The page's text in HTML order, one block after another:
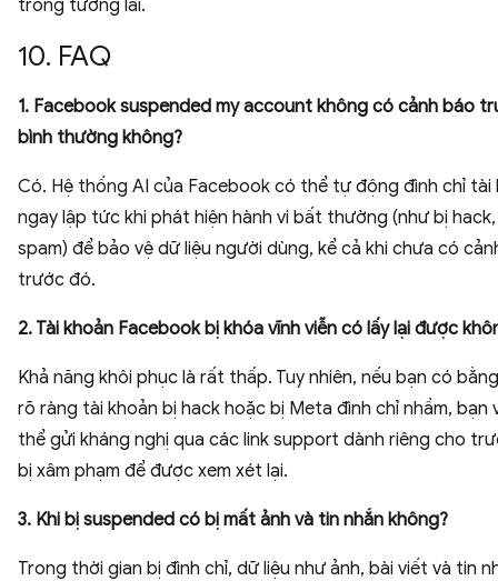
trong tương lai.
10. FAQ
1. Facebook suspended my account không có cảnh báo
bình thường không?
Có. Hệ thống AI của Facebook có thể tự động đình chỉ tài
ngay lập tức khi phát hiện hành vi bất thường (như bị
spam) để bảo vệ dữ liệu người dùng, kể cả khi chưa có
trước đó.
2. Tài khoản Facebook bị khóa vĩnh viễn có lấy lại được
Khả năng khôi phục là rất thấp. Tuy nhiên, nếu bạn có
rõ ràng tài khoản bị hack hoặc bị Meta đình chỉ nhầm, bạn
thể gửi kháng nghị qua các link support dành riêng cho
bị xâm phạm để được xem xét lại.
3. Khi bị suspended có bị mất ảnh và tin nhắn không?
Trong thời gian bị đình chỉ, dữ liệu như ảnh, bài viết và tin